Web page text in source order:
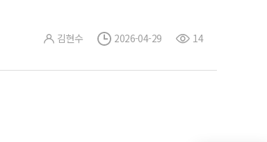
김현수 2026-04-29 14